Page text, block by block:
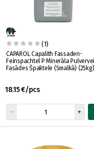
(1)
CAPAROL Capalith Fassaden-
Feinspachtel P Minerāla
Fasādes Špaktele (Smalkā) (25kg)
18.15 €/pcs